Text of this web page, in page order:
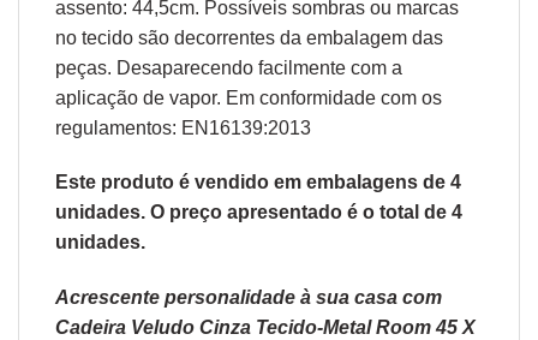
assento: 44,5cm. Possíveis sombras ou marcas
no tecido são decorrentes da embalagem das
peças. Desaparecendo facilmente com a
aplicação de vapor. Em conformidade com os
regulamentos: EN16139:2013
Este produto é vendido em embalagens de 4
unidades. O preço apresentado é o total de 4
unidades.
Acrescente personalidade à sua casa com
Cadeira Veludo Cinza Tecido-Metal Room 45 X